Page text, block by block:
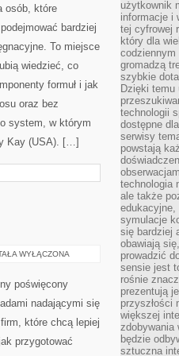
osób, które
bardziej
To miejsce
wiedzieć, co
formuł i jak
oraz bez
system, w którym
Kay (USA). […]
WYŁĄCZONA
poświęcony
nadającymi się
które chcą lepiej
przygotować
użytkownik
informacje i
tej cyfrowej
który dla
gromadzą
szybkie
Dzięki
technologii
dostępne
serwisy
powstają
technologia
ale także
symulacje
się bardziej
obawiają
prowadzić
sensie jest
rośnie
prezentują
przyszłości
większej
zdobywania
będzie
sztuczna